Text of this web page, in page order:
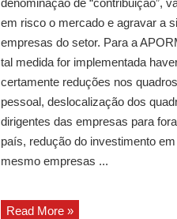
denominação de “contribuição”,
em risco o mercado e agravar a
empresas do setor. Para a
tal medida for implementada
certamente reduções nos
pessoal, deslocalização dos
dirigentes das empresas para
país, redução do investimento
mesmo empresas ...
Read More »